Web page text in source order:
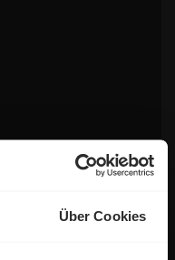
Über Cookies